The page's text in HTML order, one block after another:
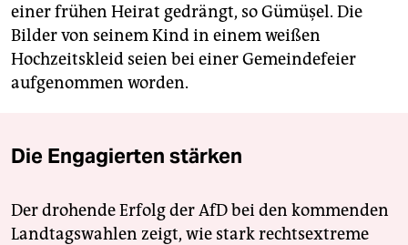
einer frühen Heirat gedrängt, so Gümüşel. Die
Bilder von seinem Kind in einem weißen
Hochzeitskleid seien bei einer Gemeindefeier
aufgenommen worden.
Die Engagierten stärken
Der drohende Erfolg der AfD bei den kommenden
Landtagswahlen zeigt, wie stark rechtsextreme